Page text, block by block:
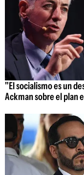
"El socialismo es un
Ackman sobre el plan